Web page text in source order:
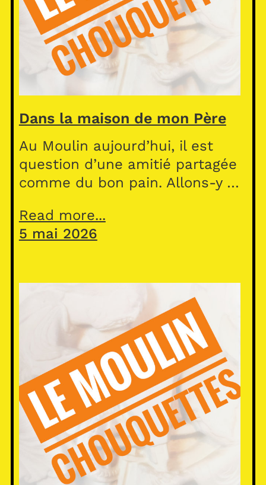
Dans la maison de mon Père
Au Moulin aujourd’hui, il est
question d’une amitié partagée
comme du bon pain. Allons-y …
Read more...
5 mai 2026